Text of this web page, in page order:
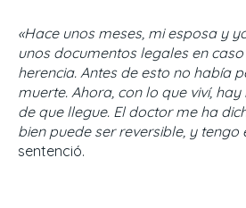
«Hace unos meses, mi esposa y
unos documentos legales en
herencia. Antes de esto no había
muerte. Ahora, con lo que viví,
de que llegue. El doctor me ha
bien puede ser reversible, y tengo
sentenció.